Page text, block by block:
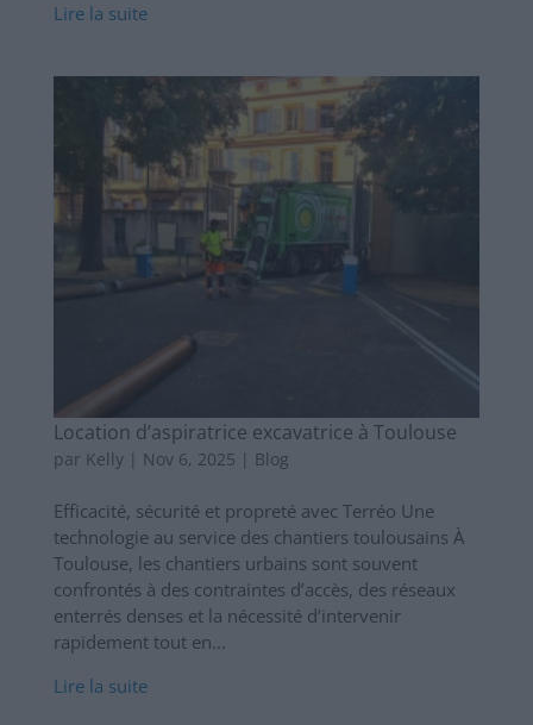
Lire la suite
Location d’aspiratrice excavatrice à Toulouse
par Kelly| Nov 6, 2025 | Blog
Efficacité, sécurité et propreté avec Terréo Une
technologie au service des chantiers toulousains À
Toulouse, les chantiers urbains sont souvent
confrontés à des contraintes d’accès, des réseaux
enterrés denses et la nécessité d’intervenir
rapidement tout en...
Lire la suite